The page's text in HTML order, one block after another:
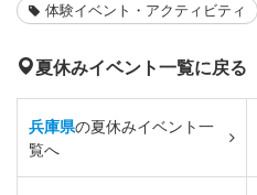
体験イベント・アクティビティ
夏休みイベント一覧に戻る
兵庫県の夏休みイベント一
覧へ